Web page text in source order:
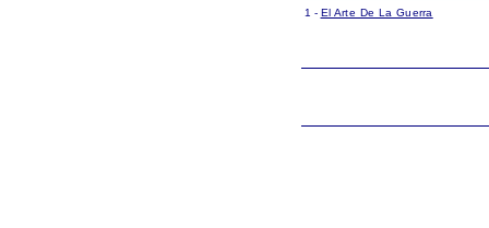
1 - El Arte De La Guerra